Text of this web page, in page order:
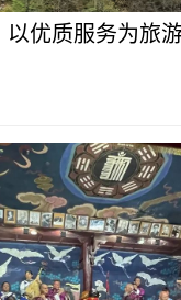
以优质服务为旅